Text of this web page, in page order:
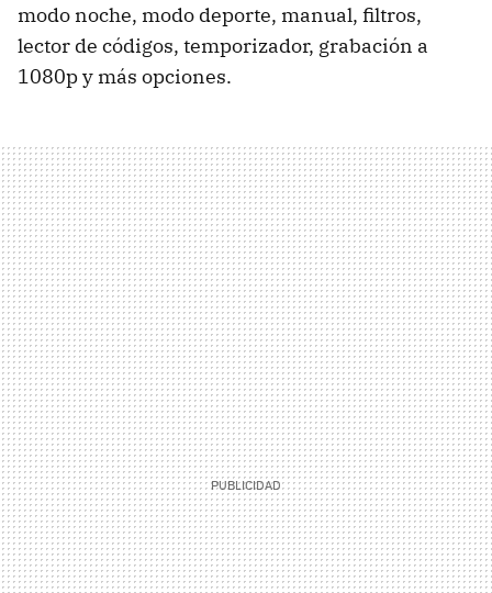
modo noche, modo deporte, manual, filtros,
lector de códigos, temporizador, grabación a
1080p y más opciones.